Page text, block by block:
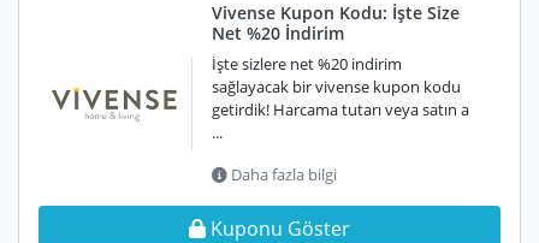
Vivense Kupon Kodu: İşte Size
Net %20 İndirim
İşte sizlere net %20 indirim
sağlayacak bir vivense kupon kodu
getirdik! Harcama tutarı veya satın a
...
Daha fazla bilgi
Kuponu Göster